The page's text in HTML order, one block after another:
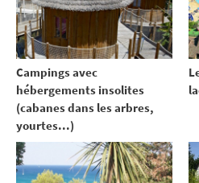
Campings avec
hébergements insolites
(cabanes dans les arbres,
yourtes...)